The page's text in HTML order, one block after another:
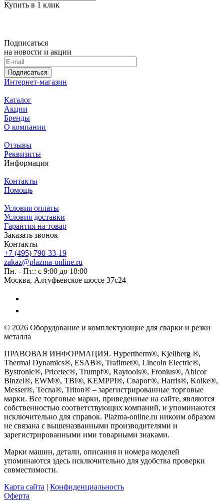
Купить в 1 клик
Подписаться
на новости и акции
Подписаться
Интернет-магазин
Каталог
Акции
Бренды
О компании
Отзывы
Реквизиты
Информация
Контакты
Помощь
Условия оплаты
Условия доставки
Гарантия на товар
Заказать звонок
Контакты
+7 (495) 790-33-19
zakaz@plazma-online.ru
Пн. - Пт.: с 9:00 до 18:00
Москва, Алтуфьевское шоссе 37с24
© 2026 Оборудование и комплектующие для сварки и резки
металла
ПРАВОВАЯ ИНФОРМАЦИЯ. Hypertherm®, Kjellberg ®,
Thermal Dynamics®, ESAB®, Trafimet®, Lincoln Electric®,
Bystronic®, Pricetec®, Trumpf®, Raytools®, Fronius®, Abicor
Binzel®, EWM®, TBI®, KEMPPI®, Сварог®, Harris®, Koike®,
Messer®, Tecna®, Triton® – зарегистрированные торговые
марки. Все торговые марки, приведенные на сайте, являются
собственностью соответствующих компаний, и упоминаются
исключительно для справок. Plazma-online.ru никоим образом
не связана с вышеназванными производителями и
зарегистрированными ими товарными знаками.
Марки машин, детали, описания и номера моделей
упоминаются здесь исключительно для удобства проверки
совместимости.
Карта сайта | Конфиденциальность
Оферта